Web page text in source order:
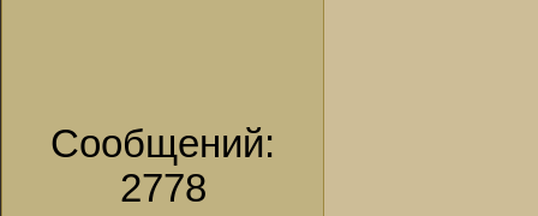
Сообщений:
2778